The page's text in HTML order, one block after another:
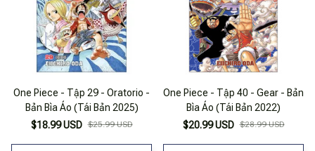
One Piece - Tập 29 - Oratorio -
Bản Bìa Áo (Tái Bản 2025)
$18.99 USD $25.99 USD
One Piece - Tập 40 - Gear - Bản
Bìa Áo (Tái Bản 2022)
$20.99 USD $28.99 USD